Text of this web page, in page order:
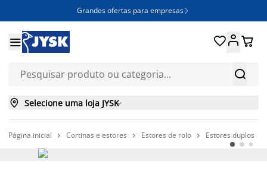
Grandes ofertas para empresas 


 
 Selecione uma loja JYSK
Página inicial  Cortinas e estores  Estores de rolo  Estores duplos